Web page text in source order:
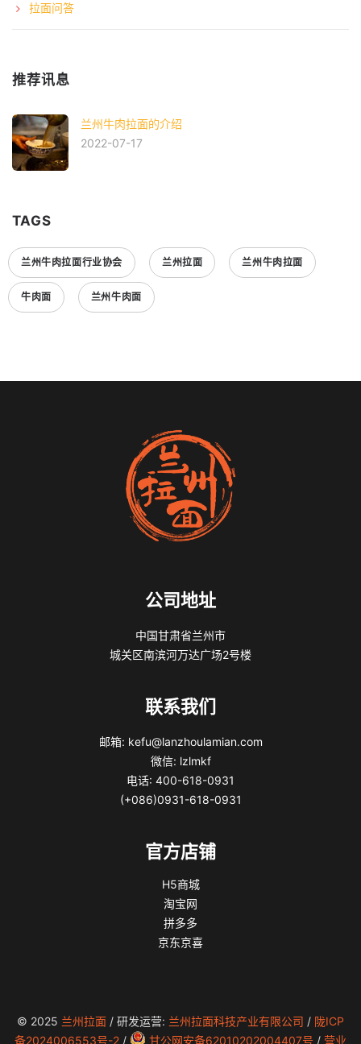
拉面问答
推荐讯息
兰州牛肉拉面的介绍
2022-07-17
TAGS
兰州牛肉拉面行业协会 兰州拉面 兰州牛肉拉面
牛肉面 兰州牛肉面
公司地址
中国甘肃省兰州市
城关区南滨河万达广场2号楼
联系我们
邮箱: kefu@lanzhoulamian.com
微信: lzlmkf
电话: 400-618-0931
(+086)0931-618-0931
官方店铺
H5商城
淘宝网
拼多多
京东京喜
© 2025 兰州拉面 / 研发运营: 兰州拉面科技产业有限公司 / 陇ICP
备2024006553号-2 / 甘公网安备62010202004407号 / 营业